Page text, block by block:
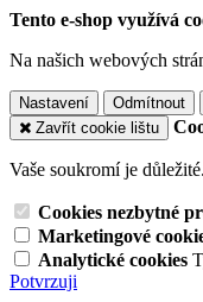
Tento e-shop využívá
Na našich webových
Nastavení Odmítnout
Zavřít cookie lištu
Vaše soukromí je
Cookies nezbytné
Marketingové
Analytické cookies
Potvrzuji